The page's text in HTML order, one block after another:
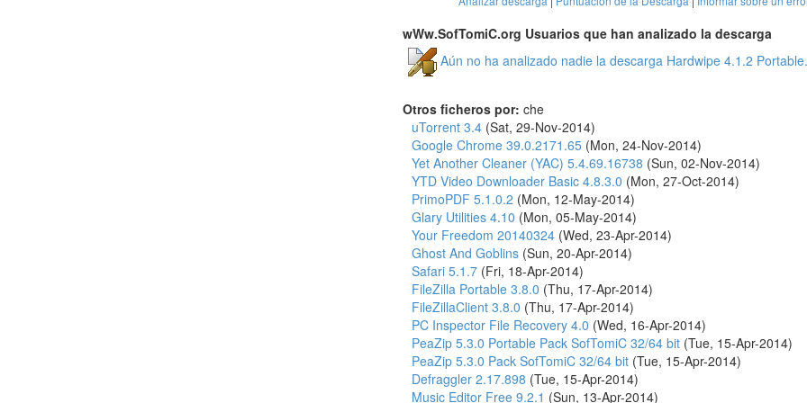
wWw.SofTomiC.org Usuarios que han analizado la descarga
Aún no ha analizado nadie la descarga Hardwipe 4.1.2
Otros ficheros por: che
uTorrent 3.4 (Sat, 29-Nov-2014)
Google Chrome 39.0.2171.65 (Mon, 24-Nov-2014)
Yet Another Cleaner (YAC) 5.4.69.16738 (Sun, 02-Nov-2014)
YTD Video Downloader Basic 4.8.3.0 (Mon, 27-Oct-2014)
PrimoPDF 5.1.0.2 (Mon, 12-May-2014)
Glary Utilities 4.10 (Mon, 05-May-2014)
Your Freedom 20140324 (Wed, 23-Apr-2014)
Ghost And Goblins (Sun, 20-Apr-2014)
Safari 5.1.7 (Fri, 18-Apr-2014)
FileZilla Portable 3.8.0 (Thu, 17-Apr-2014)
FileZillaClient 3.8.0 (Thu, 17-Apr-2014)
PC Inspector File Recovery 4.0 (Wed, 16-Apr-2014)
PeaZip 5.3.0 Portable Pack SofTomiC 32/64 bit (Tue, 15-Apr-2014)
PeaZip 5.3.0 Pack SofTomiC 32/64 bit (Tue, 15-Apr-2014)
Defraggler 2.17.898 (Tue, 15-Apr-2014)
Music Editor Free 9.2.1 (Sun, 13-Apr-2014)